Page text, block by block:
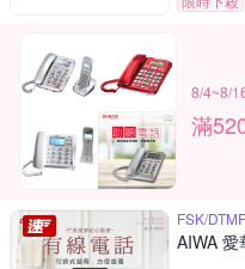
8/4~8/
滿
FSK/
AIWA